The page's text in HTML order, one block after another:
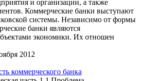
и организации, а также
Коммерческие банки выступают
системы. Независимо от формы
банки являются
экономики. Их отношен
2012
коммерческого банка